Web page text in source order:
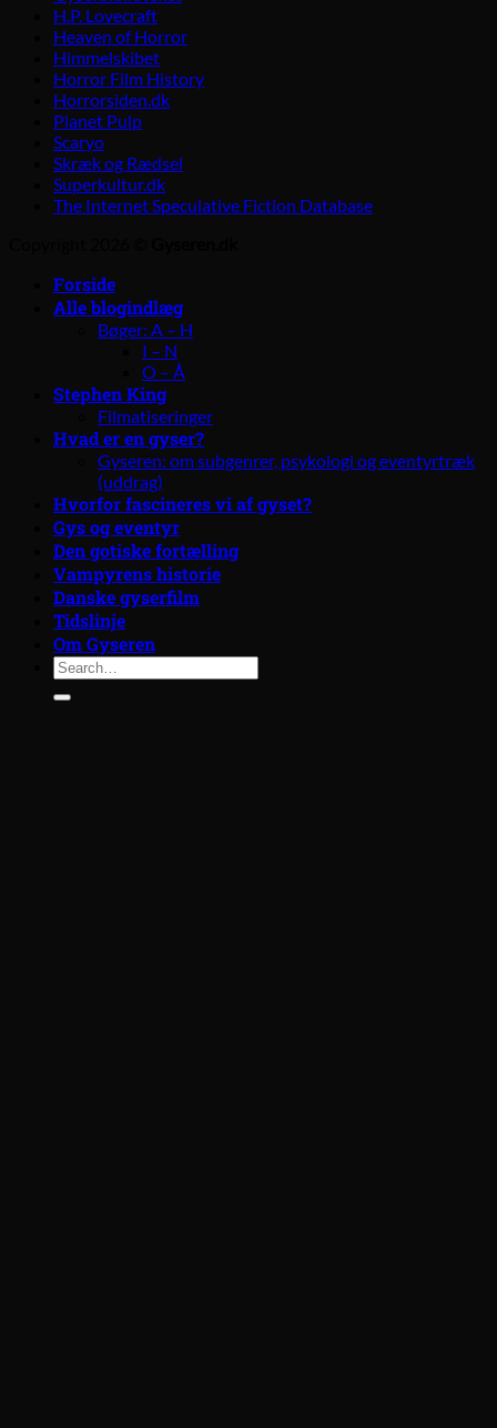
H.P. Lovecraft
Heaven of Horror
Himmelskibet
Horror Film History
Horrorsiden.dk
Planet Pulp
Scaryo
Skræk og Rædsel
Superkultur.dk
The Internet Speculative Fiction Database
Forside
Alle blogindlæg
Bøger: A – H
I – N
O – Å
Stephen King
Filmatiseringer
Hvad er en gyser?
Gyseren: om subgenrer, psykologi og eventyrtræk
(uddrag)
Hvorfor fascineres vi af gyset?
Gys og eventyr
Den gotiske fortælling
Vampyrens historie
Danske gyserfilm
Tidslinje
Om Gyseren